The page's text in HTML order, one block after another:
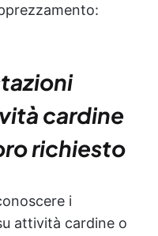
cardine
richiesto
i
attività cardine o